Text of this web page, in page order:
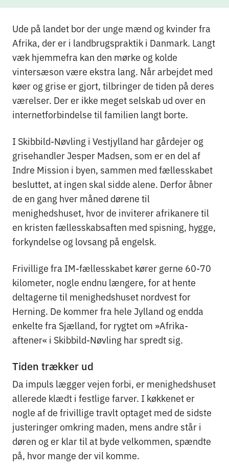
Ude på landet bor der unge mænd og kvinder fra
Afrika, der er i landbrugspraktik i Danmark. Langt
væk hjemmefra kan den mørke og kolde
vintersæson være ekstra lang. Når arbejdet med
køer og grise er gjort, tilbringer de tiden på deres
værelser. Der er ikke meget selskab ud over en
internetforbindelse til familien langt borte.
I Skibbild-Nøvling i Vestjylland har gårdejer og
grisehandler Jesper Madsen, som er en del af
Indre Mission i byen, sammen med fællesskabet
besluttet, at ingen skal sidde alene. Derfor åbner
de en gang hver måned dørene til
menighedshuset, hvor de inviterer afrikanere til
en kristen fællesskabsaften med spisning, hygge,
forkyndelse og lovsang på engelsk.
Frivillige fra IM-fællesskabet kører gerne 60-70
kilometer, nogle endnu længere, for at hente
deltagerne til menighedshuset nordvest for
Herning. De kommer fra hele Jylland og endda
enkelte fra Sjælland, for rygtet om »Afrika-
aftener« i Skibbild-Nøvling har spredt sig.
Tiden trækker ud
Da impuls lægger vejen forbi, er menighedshuset
allerede klædt i festlige farver. I køkkenet er
nogle af de frivillige travlt optaget med de sidste
justeringer omkring maden, mens andre står i
døren og er klar til at byde velkommen, spændte
på, hvor mange der vil komme.